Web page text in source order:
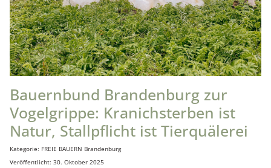
Bauernbund Brandenburg zur
Vogelgrippe: Kranichsterben ist
Natur, Stallpflicht ist Tierquälerei
Details
Kategorie: FREIE BAUERN Brandenburg
Veröffentlicht: 30. Oktober 2025